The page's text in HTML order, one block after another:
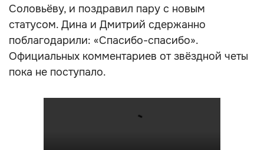
Соловьёву, и поздравил пару с новым
статусом. Дина и Дмитрий сдержанно
поблагодарили: «Спасибо-спасибо».
Официальных комментариев от звёздной четы
пока не поступало.